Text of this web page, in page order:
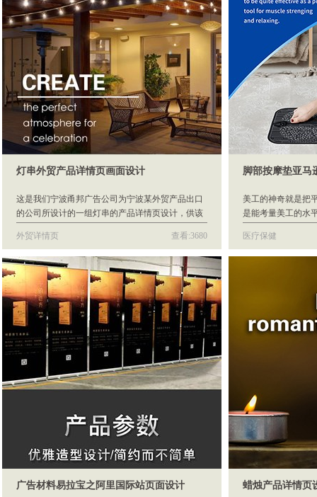
灯串外贸产品详情页画面设计
这是我们宁波甬邦广告公司为宁波某外贸产品出口
的公司所设计的一组灯串的产品详情页设计，供该
外贸详情页
查看:3680
脚部按摩垫亚马
美工的神奇就是把
是能考量美工的水
得上电商美工的荣
医疗保健
广告材料易拉宝之阿里国际站页面设计 蜡烛产品详情页